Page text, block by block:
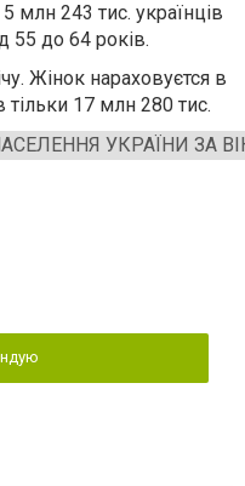
5 млн 243 тис. українців
55 до 64 років.
Жінок нараховуєтся в
тільки 17 млн 280 тис.
УКРАЇНИ ЗА